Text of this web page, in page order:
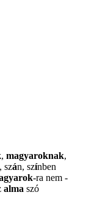
, magyaroknak,
szán, színben
-ra nem -
alma szó